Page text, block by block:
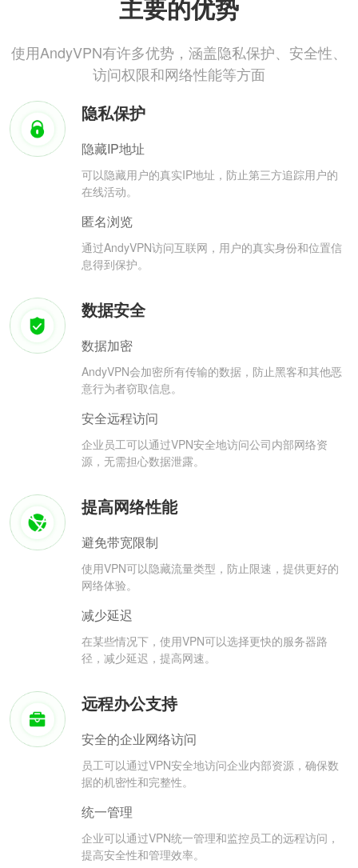
主要的优势
使用AndyVPN有许多优势，涵盖隐私保护、安全性、
访问权限和网络性能等方面
隐私保护
隐藏IP地址
可以隐藏用户的真实IP地址，防止第三方追踪用户的
在线活动。
匿名浏览
通过AndyVPN访问互联网，用户的真实身份和位置信
息得到保护。
数据安全
数据加密
AndyVPN会加密所有传输的数据，防止黑客和其他恶
意行为者窃取信息。
安全远程访问
企业员工可以通过VPN安全地访问公司内部网络资
源，无需担心数据泄露。
提高网络性能
避免带宽限制
使用VPN可以隐藏流量类型，防止限速，提供更好的
网络体验。
减少延迟
在某些情况下，使用VPN可以选择更快的服务器路
径，减少延迟，提高网速。
远程办公支持
安全的企业网络访问
员工可以通过VPN安全地访问企业内部资源，确保数
据的机密性和完整性。
统一管理
企业可以通过VPN统一管理和监控员工的远程访问，
提高安全性和管理效率。